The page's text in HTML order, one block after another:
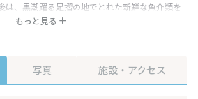
もっと見る
は、黒潮躍る足摺の地でとれた新鮮な魚介類を
おもてなし致します。中でも、当館オリジナル
写真 施設・アクセス